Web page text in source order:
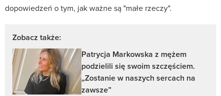
dopowiedzeń o tym, jak ważne są "małe rzeczy".
Zobacz także:
Patrycja Markowska z mężem
podzielili się swoim szczęściem.
„Zostanie w naszych sercach na
zawsze”